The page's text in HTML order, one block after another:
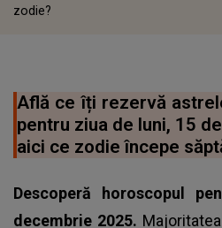
zodie?
Află ce îți rezervă
pentru ziua de luni, 15
aici ce zodie începe
Descoperă horoscopul
decembrie 2025.